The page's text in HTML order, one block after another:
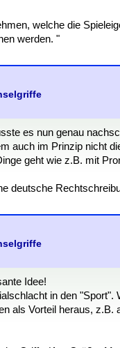
welche die
werden. "
es nun genau
auch im Prinzip nicht
geht wie z.B. mit
deutsche
Idee!
in den
als Vorteil heraus, z.B.